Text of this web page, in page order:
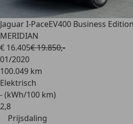
Jaguar I-PaceEV400 Business
MERIDIAN
€ 16.405€ 19.850,-
01/2020
100.049 km
Elektrisch
- (kWh/100 km)
2,8
Prijsdaling